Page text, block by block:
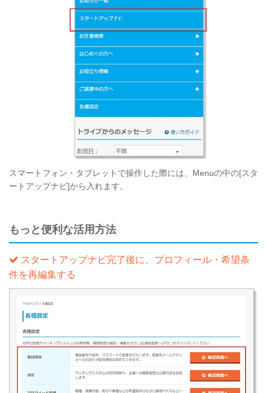
スマートフォン・タブレットで操作した際には、Menuの中の[スタ
ートアップナビ]から入れます。
もっと便利な活用方法
スタートアップナビ完了後に、プロフィール・希望条
件を再編集する